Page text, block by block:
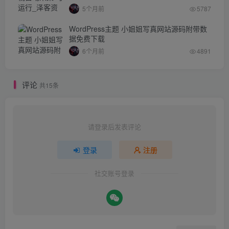
5个月前 5787
WordPress主题 小姐姐写真网站源码附带数
据免费下载
6个月前 4891
评论 共15条
请登录后发表评论
登录 注册
社交账号登录